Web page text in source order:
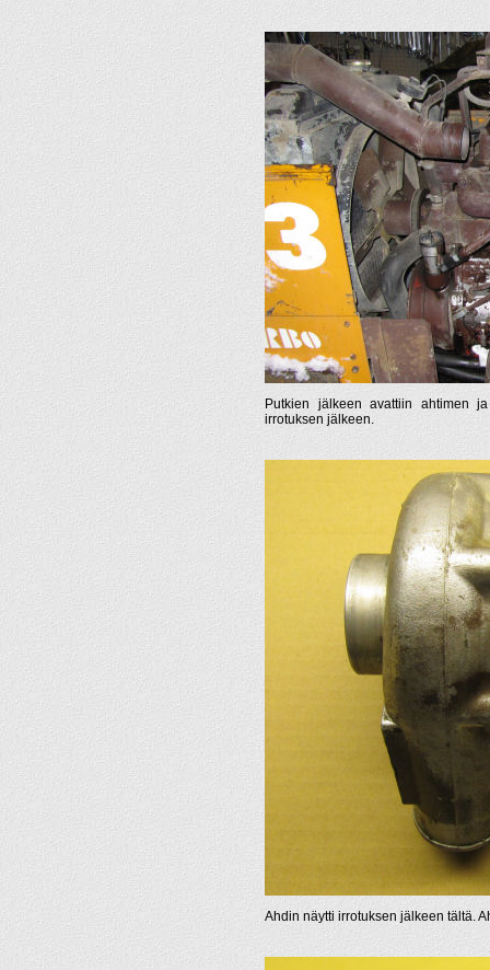
Putkien jälkeen avattiin ahtimen
irrotuksen jälkeen.
Ahdin näytti irrotuksen jälkeen tältä.